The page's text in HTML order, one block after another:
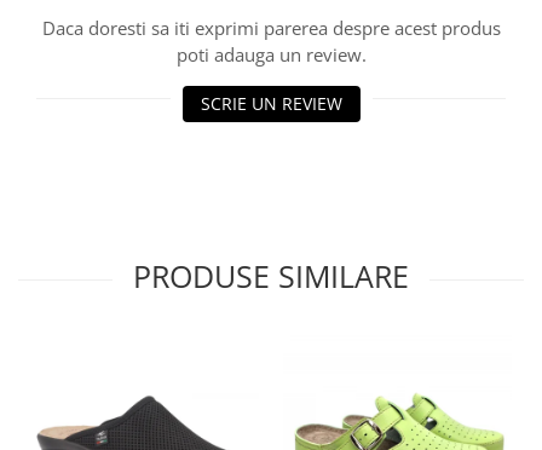
Daca doresti sa iti exprimi parerea despre acest produs
poti adauga un review.
SCRIE UN REVIEW
PRODUSE SIMILARE